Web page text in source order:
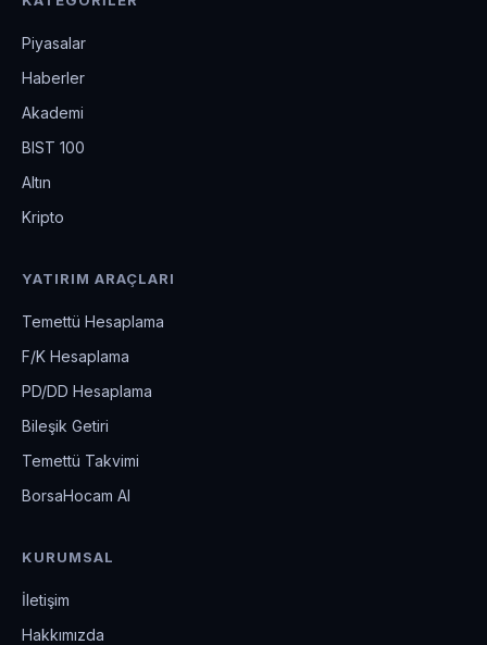
Piyasalar
Haberler
Akademi
BIST 100
Altın
Kripto
YATIRIM ARAÇLARI
Temettü Hesaplama
F/K Hesaplama
PD/DD Hesaplama
Bileşik Getiri
Temettü Takvimi
BorsaHocam AI
KURUMSAL
İletişim
Hakkımızda